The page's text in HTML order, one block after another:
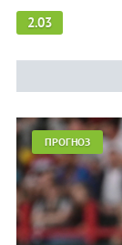
2.03
ПРОГНОЗ